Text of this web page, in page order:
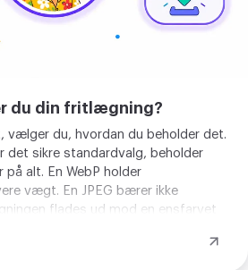
du din fritlægning?
vælger du, hvordan du beholder det.
det sikre standardvalg, beholder
alt. En WebP holder
vægt. En JPEG bærer ikke
flades ud mod en ensfarvet
filen, du gemmer, ændrer sig.